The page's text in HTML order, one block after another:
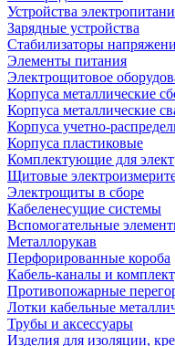
Устройства
Зарядные устройства
Стабилизаторы
Элементы питания
Электрощитовое
Корпуса металлические
Корпуса металлические
Корпуса учетно-
Корпуса пластиковые
Комплектующие для
Щитовые
Электрощиты в сборе
Кабеленесущие системы
Вспомогательные
Металлорукав
Перфорированные короба
Кабель-каналы и
Противопожарные
Лотки кабельные
Трубы и аксессуары
Изделия для изоляции,